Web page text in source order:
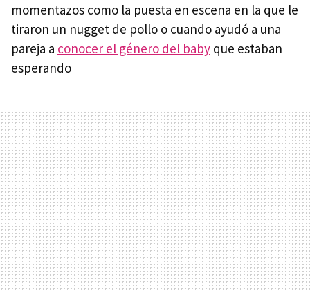
momentazos como la puesta en escena en la que le
tiraron un nugget de pollo o cuando ayudó a una
pareja a conocer el género del baby que estaban
esperando